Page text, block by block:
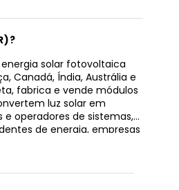
energia solar fotovoltaica
Canadá, Índia, Austrália e
fabrica e vende módulos
luz solar em
operadores de sistemas,
de energia, empresas
de sistemas. A